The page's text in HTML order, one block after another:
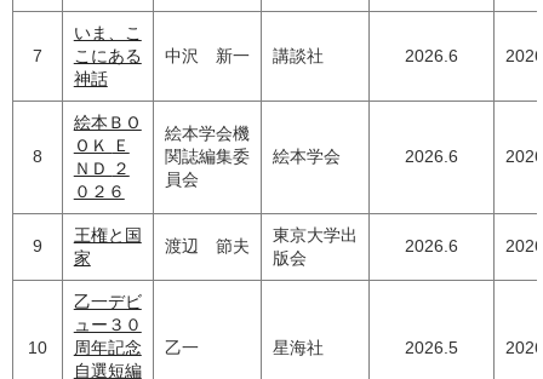
7
いま、こ
こにある
神話
中沢 新一 講談社 2026.6
8
絵本ＢＯ
ＯＫ Ｅ
ＮＤ ２
０２６
絵本学会機
関誌編集委
員会
絵本学会 2026.6
9
王権と国
家
渡辺 節夫
東京大学出
版会
2026.6
10
乙一デビ
ュー３０
周年記念
自選短編
乙一 星海社 2026.5